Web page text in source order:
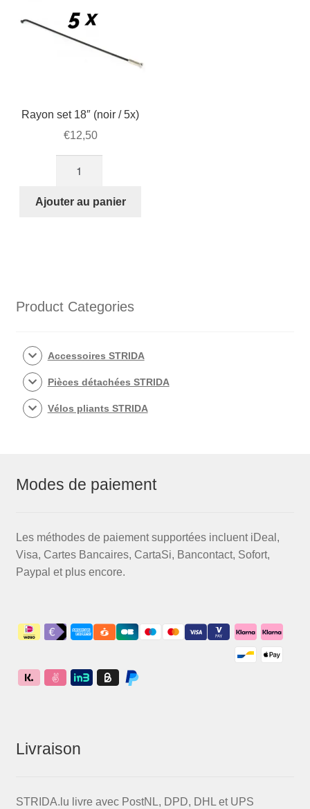
Rayon set 18″ (noir / 5x)
€12,50
Rayon
Ajouter au panier
Product Categories
Accessoires STRIDA
Pièces détachées STRIDA
Vélos pliants STRIDA
Modes de paiement
Les méthodes de paiement supportées incluent iDeal,
Visa, Cartes Bancaires, CartaSi, Bancontact, Sofort,
Paypal et plus encore.
Livraison
STRIDA.lu livre avec PostNL, DPD, DHL et UPS